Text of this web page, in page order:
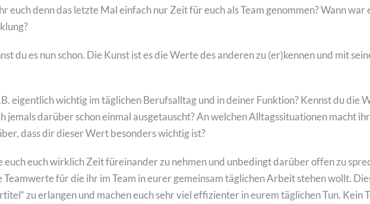
euch denn das letzte Mal einfach nur Zeit für euch als Team genommen? Wann
du es nun schon. Die Kunst ist es die Werte des anderen zu (er)kennen und mit
eigentlich wichtig im täglichen Berufsalltag und in deiner Funktion? Kennst du die
jemals darüber schon einmal ausgetauscht? An welchen Alltagssituationen macht
dass dir dieser Wert besonders wichtig ist?
euch euch wirklich Zeit füreinander zu nehmen und unbedingt darüber offen zu
Teamwerte für die ihr im Team in eurer gemeinsam täglichen Arbeit stehen wollt.
zu erlangen und machen euch sehr viel effizienter in eurem täglichen Tun. Kein